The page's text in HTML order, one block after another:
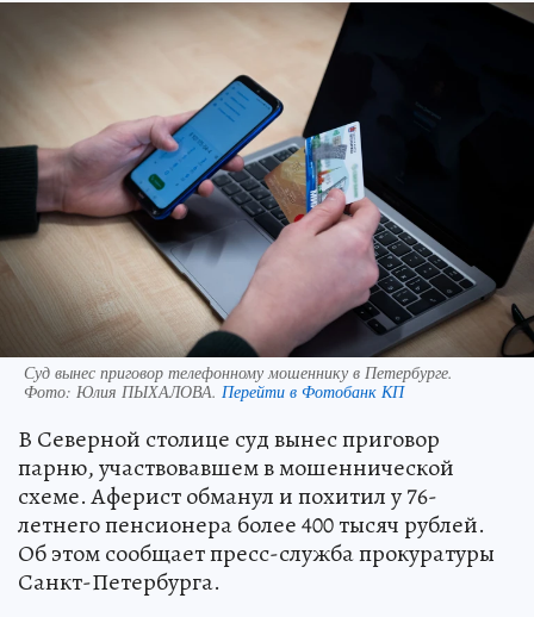
Суд вынес приговор телефонному мошеннику в Петербурге.
Фото: Юлия ПЫХАЛОВА. Перейти в Фотобанк КП
В Северной столице суд вынес приговор
парню, участвовавшем в мошеннической
схеме. Аферист обманул и похитил у 76-
летнего пенсионера более 400 тысяч рублей.
Об этом сообщает пресс-служба прокуратуры
Санкт-Петербурга.